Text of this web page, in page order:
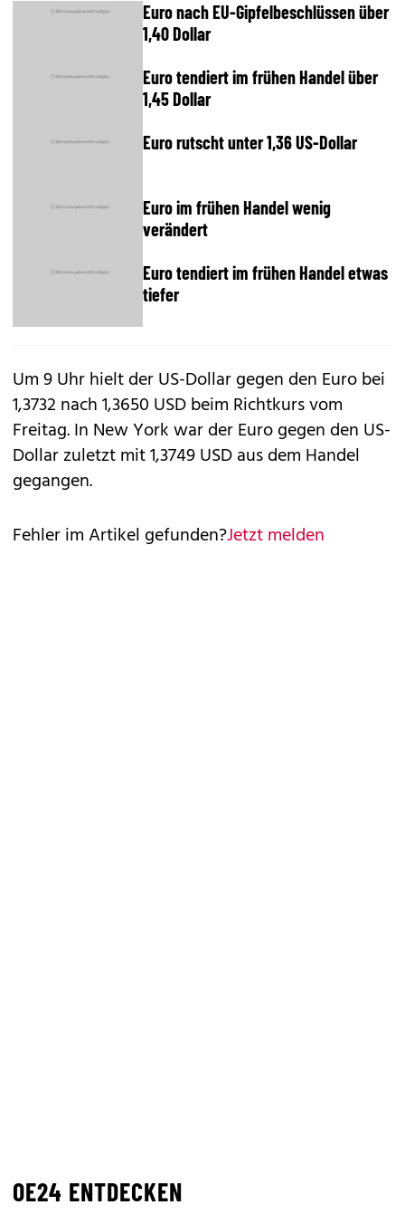
Euro nach EU-Gipfelbeschlüssen über
1,40 Dollar
Euro tendiert im frühen Handel über
1,45 Dollar
Euro rutscht unter 1,36 US-Dollar
Euro im frühen Handel wenig
verändert
Euro tendiert im frühen Handel etwas
tiefer
Um 9 Uhr hielt der US-Dollar gegen den Euro bei
1,3732 nach 1,3650 USD beim Richtkurs vom
Freitag. In New York war der Euro gegen den US-
Dollar zuletzt mit 1,3749 USD aus dem Handel
gegangen.
Fehler im Artikel gefunden?Jetzt melden
OE24 ENTDECKEN